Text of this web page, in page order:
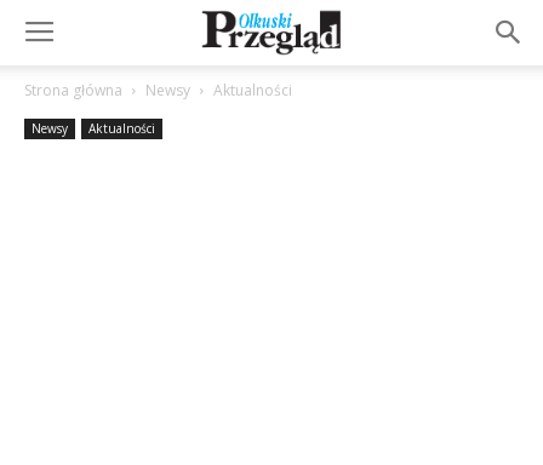
Strona główna Newsy Aktualności
Newsy Aktualności